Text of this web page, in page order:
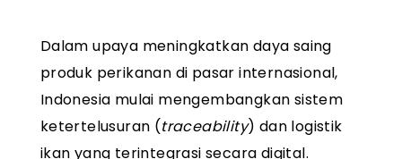
Dalam upaya meningkatkan daya saing
produk perikanan di pasar internasional,
Indonesia mulai mengembangkan sistem
ketertelusuran (traceability) dan logistik
ikan yang terintegrasi secara digital.